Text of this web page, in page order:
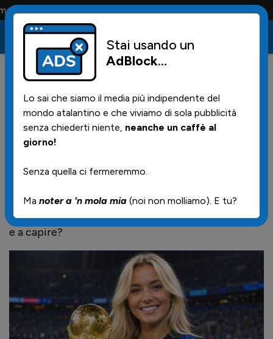
i tifosi la portano tutta la vita
11/06/2026 | 12.29
Sondaggio, chi vincera' il
Mondiale per te?
Stasera iniziano i Mondiali messicano-canadese-
Sondaggio secco, perche' perder tempo a leggere
e a capire?
Stai usando un
AdBlock...
Lo sai che siamo il media più indipendente del
mondo atalantino e che viviamo di sola pubblicità
senza chiederti niente, neanche un caffè al
giorno!
Senza quella ci fermeremmo.
Ma noter a 'n mola mia (noi non molliamo). E tu?